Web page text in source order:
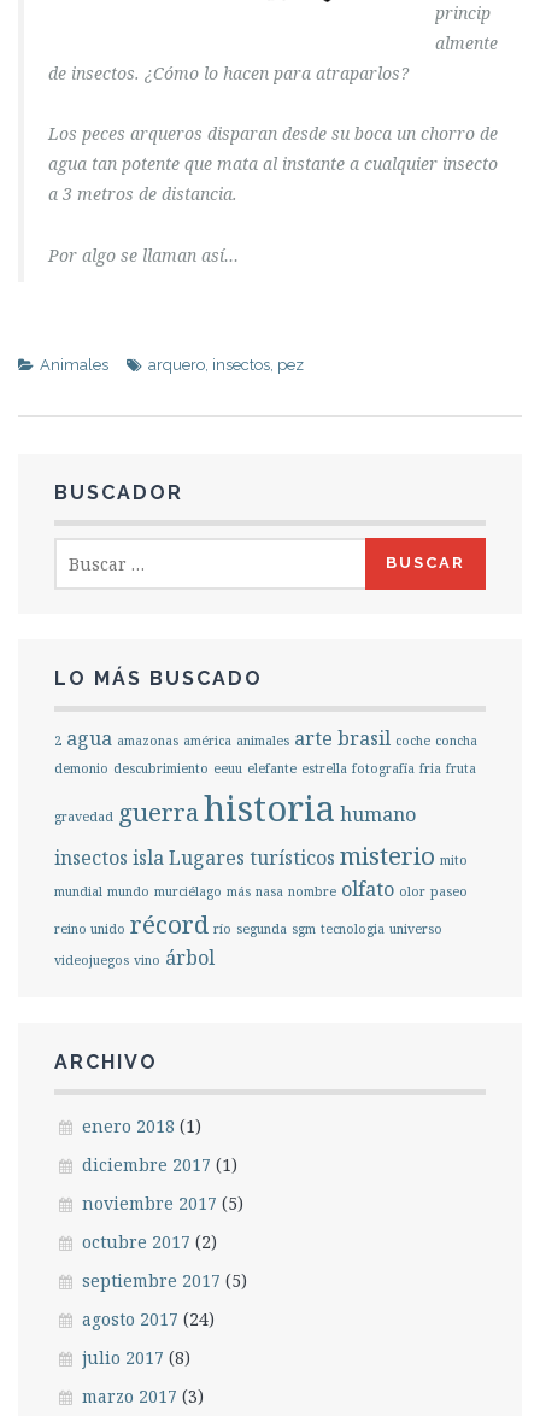
princip
almente
de insectos. ¿Cómo lo hacen para atraparlos?
Los peces arqueros disparan desde su boca un chorro de
agua tan potente que mata al instante a cualquier insecto
a 3 metros de distancia.
Por algo se llaman así…
Animales arquero insectos pez
BUSCADOR
LO MÁS BUSCADO
2 agua amazonas américa animales arte brasil coche concha
demonio descubrimiento eeuu elefante estrella fotografía fria fruta
gravedad guerrahistoria humano
insectos islaLugares turísticos misterio mito
mundial mundo murciélago más nasa nombre olfato olor paseo
reino unido récord río segunda sgm tecnologia universo
videojuegos vino árbol
ARCHIVO
enero 2018 (1)
diciembre 2017 (1)
noviembre 2017 (5)
octubre 2017 (2)
septiembre 2017 (5)
agosto 2017 (24)
julio 2017 (8)
marzo 2017 (3)